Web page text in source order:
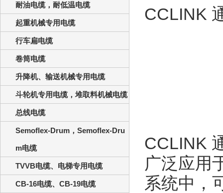
耐油电缆，耐低温电缆
起重机械专用电缆
行车扁电缆
卷筒电缆
升降机、输送机械专用电缆
斗轮机专用电缆，堆取料机械电缆
总线电缆
Semoflex-Drum，Semoflex-Dru
m电缆
TVVB电缆、电梯专用电缆
CB-16电缆、CB-19电缆
CCLINK
CCLINK
广泛应用
系统中，